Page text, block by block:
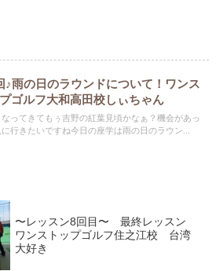
♪雨の日のラウンドについて！ワンス
プゴルフ大和高田校しぃちゃん
ってきてもぅ吉野の紅葉見頃かなぁ？機会があっ
行きたいですね今日の座学は雨の日のラウン...
〜レッスン8回目〜 最終レッスン
ワンストップゴルフ住之江校 台湾
大好き